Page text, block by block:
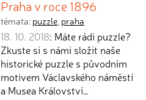
Praha v roce 1896
témata: puzzle, praha
18. 10. 2018: Máte rádi puzzle?
Zkuste si s námi složit naše
historické puzzle s původním
motivem Václavského náměstí
a Musea Království…